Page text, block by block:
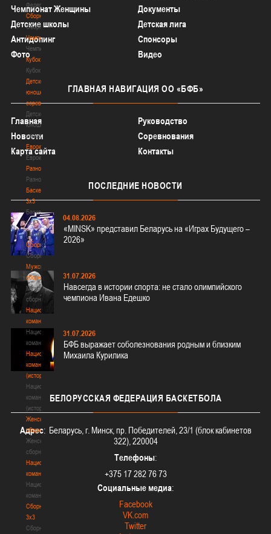
Федерация
Сборные
Сборные
Чемпионат
Чемпионат
Кубок
Кубок
Детско-
юношеские
соревнования
Детско-
юношеские
соревнования
Еврокубки
Еврокубки
Разное
Разное
Баскетбол
3х3
Баскетбол
3х3
Лого[modid=121]
Сборные
Сборные
Мужские
сборные
Мужские
сборные
Национальная
команда
Национальная
команда
Национальная
команда
(история)
Национальная
команда
(история)
Женские
сборные
Женские
сборные
Национальная
команда
Национальная
команда
Сборные
3х3
Сборные
Чемпионат Женщины
Документы
Детские школы
Детская лига
Антидопинг
Спонсоры
Фото
Видео
ГЛАВНАЯ НАВИГАЦИЯ ОО «БФБ»
Главная
Руководство
Новости
Соревнования
Карта сайта
Контакты
ПОСЛЕДНИЕ НОВОСТИ
04.08.2026
«MINSK» представил Беларусь на «Играх Будущего –
2026»
31.07.2026
Навсегда в истории спорта: не стало олимпийского
чемпиона Ивана Едешко
31.07.2026
БФБ выражает соболезнования родным и близким
Михаила Курилика
БЕЛОРУССКАЯ ФЕДЕРАЦИЯ БАСКЕТБОЛА
Адрес: Беларусь, г. Минск, пр. Победителей, 23/1 (блок кабинетов
322), 220004
Телефоны:
+375 17 282 76 73
Социальные медиа:
Facebook
VK.com
Twitter